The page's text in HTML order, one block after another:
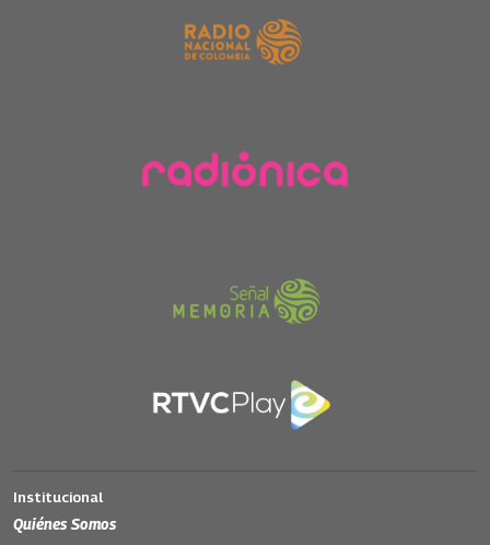
Institucional
Quiénes Somos